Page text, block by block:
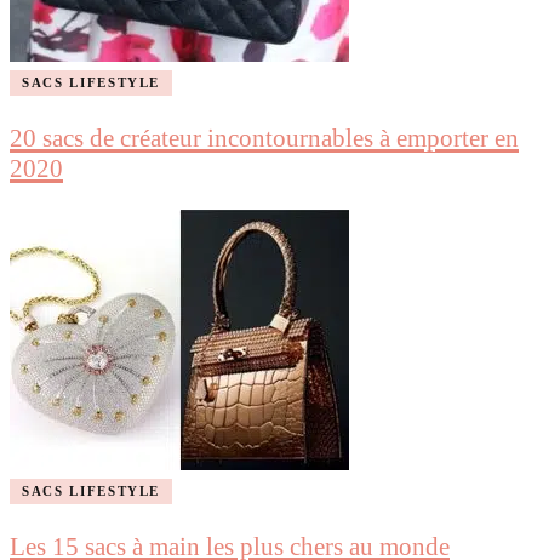
SACS LIFESTYLE
20 sacs de créateur incontournables à emporter en
2020
SACS LIFESTYLE
Les 15 sacs à main les plus chers au monde